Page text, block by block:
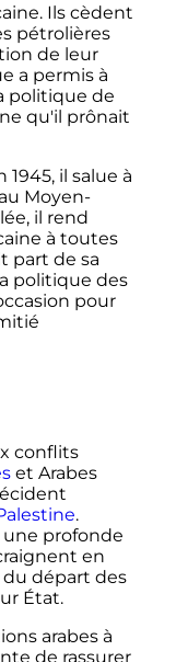
Ils cèdent
pétrolières
de leur
a permis à
politique de
qu'il prônait
1945, il salue à
Moyen-
il rend
à toutes
part de sa
politique des
pour
conflits
et Arabes
.
profonde
en
départ des
État.
arabes à
de rassurer